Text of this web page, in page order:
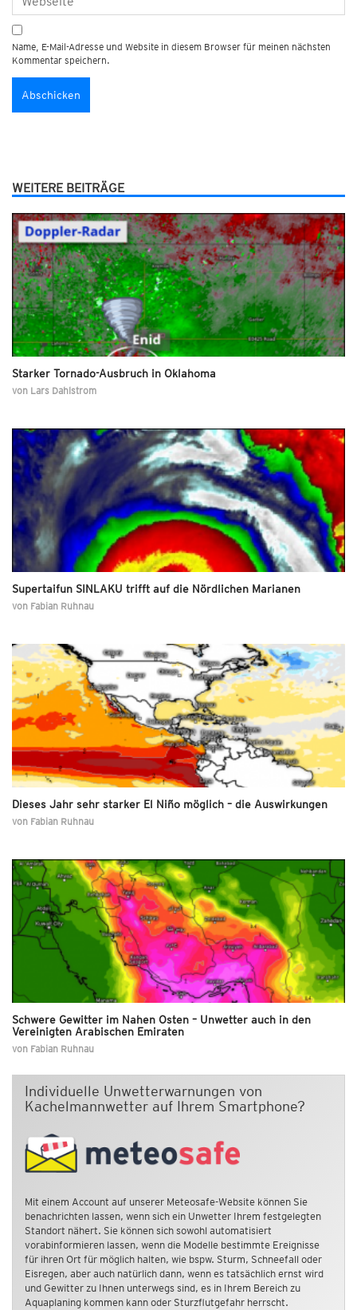
Name, E-Mail-Adresse und Website in diesem Browser für meinen nächsten
Kommentar speichern.
WEITERE BEITRÄGE
Starker Tornado-Ausbruch in Oklahoma
von Lars Dahlstrom
Supertaifun SINLAKU trifft auf die Nördlichen Marianen
von Fabian Ruhnau
Dieses Jahr sehr starker El Niño möglich – die Auswirkungen
von Fabian Ruhnau
Schwere Gewitter im Nahen Osten – Unwetter auch in den
Vereinigten Arabischen Emiraten
von Fabian Ruhnau
Individuelle Unwetterwarnungen von
Kachelmannwetter auf Ihrem Smartphone?
Mit einem Account auf unserer Meteosafe-Website können Sie
benachrichten lassen, wenn sich ein Unwetter Ihrem festgelegten
Standort nähert. Sie können sich sowohl automatisiert
vorabinformieren lassen, wenn die Modelle bestimmte Ereignisse
für ihren Ort für möglich halten, wie bspw. Sturm, Schneefall oder
Eisregen, aber auch natürlich dann, wenn es tatsächlich ernst wird
und Gewitter zu Ihnen unterwegs sind, es in Ihrem Bereich zu
Aquaplaning kommen kann oder Sturzflutgefahr herrscht.